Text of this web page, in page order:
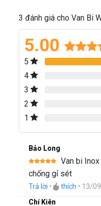
3 đánh giá cho Van Bi
5.00
5
4
3
2
1
Bảo Long
Được xếp
hạng55
Van bi
chống gỉ sét
Trả lời • thích • 13/
Chí Kiên